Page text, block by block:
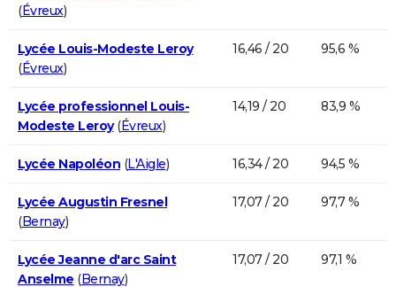
(Évreux)
Lycée Louis-Modeste Leroy
(Évreux)
16,46 / 20 95,6 %
Lycée professionnel Louis-
Modeste Leroy(Évreux)
14,19 / 20 83,9 %
Lycée Napoléon (L'Aigle) 16,34 / 20 94,5 %
Lycée Augustin Fresnel
(Bernay)
17,07 / 20 97,7 %
Lycée Jeanne d'arc Saint
Anselme (Bernay)
17,07 / 20 97,1 %